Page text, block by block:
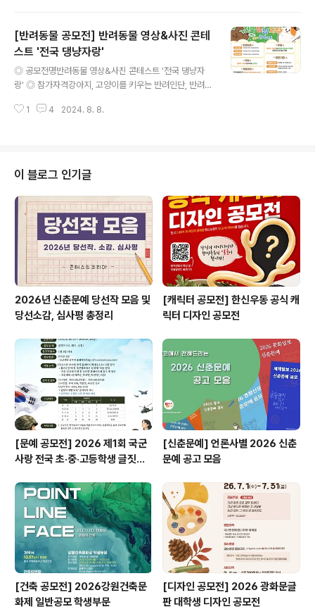
1.30.(토)올해의 인기 콘텐츠: 9.2.(월)~11.30.(토) ◎ 참
여 방법네이버 카페 농하우(cafe.naver.com/nonghow
dsa)‘숨은 농사 꿀팁 찾기’ 게시판에나만의 농업·농촌살이
꿀팁을 담은 게시물을 올리면 참여 완료!(글, 사진, 웹툰, 영
상 등 어떤 형태든 OK!) ◎ 시상 규모총상금 190만 원- 이
달의 인기..
[반려동물 공모전] 반려동물 영상&사진 콘테
스트 '전국 댕냥자랑'
◎ 공모전명반려동물 영상&사진 콘테스트 '전국 댕냥자
랑' ◎ 참가자격강아지, 고양이를 키우는 반려인단, 반려동
7. 15.(월) ~ 8. 31.(토)네티즌 투표 : 2024. 7. 22.(월) ~
(pet.busan.com) 홈페이지 접수 -영상: 30초 이내(108
0X1920 권장) 반려동물 영상을 개인 유튜브 채널에 업로
드 후 홈페이지 접수-사진: 반려동물 일상 사진(2000*30
00 픽셀 이상 용량 10MB이하) 홈페이지 접수 *2024년
1월 1일..
1 4 2024. 8. 8.
이 블로그 인기글
2026년 신춘문예 당선작 모음 및
당선소감, 심사평 총정리
[캐릭터 공모전] 한신우동 공식 캐
릭터 디자인 공모전
[문예 공모전] 2026 제1회 국군
사랑 전국 초·중·고등학생 글짓기
[신춘문예] 언론사별 2026 신춘
문예 공고 모음
[건축 공모전] 2026강원건축문
화제 일반공모 학생부문
[디자인 공모전] 2026 광화문글
판 대학생 디자인 공모전